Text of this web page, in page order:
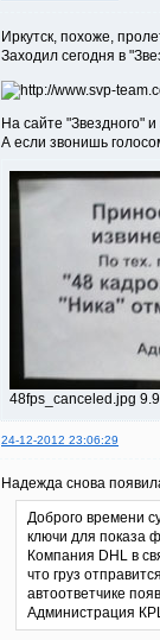
Иркутск, похоже,
Заходил сегодня в
На сайте "Звездного" и
А если звонишь
48fps_canceled.jpg
24-12-2012 23:06:29
Надежда снова
Доброго времени
ключи для показа
Компания DHL в
что груз
автоответчике
Администрация